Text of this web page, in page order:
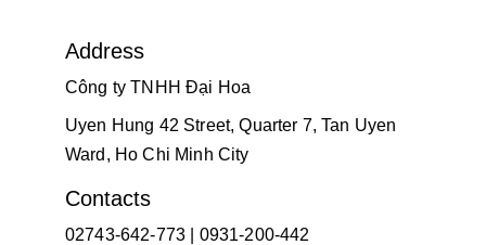
Address
Công ty TNHH Đại Hoa
Uyen Hung 42 Street, Quarter 7, Tan Uyen
Ward, Ho Chi Minh City
Contacts
02743-642-773 | 0931-200-442